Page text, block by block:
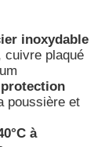
inoxydable
cuivre plaqué
poussière et
à